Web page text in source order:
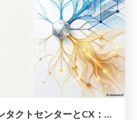
AIエージェント時代のコンタクトセンターとCX：自律化する顧客接点と未来